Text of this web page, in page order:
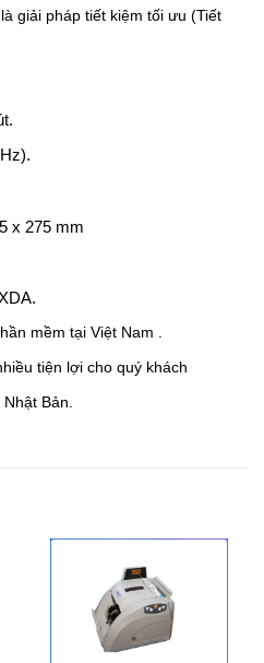
giải pháp tiết kiệm tối ưu (Tiết
x 275 mm
mềm tại Việt Nam .
tiện lợi cho quý khách
Bản.